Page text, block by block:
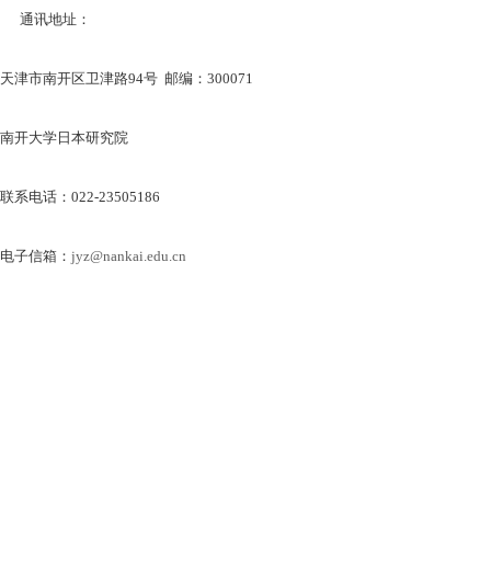
通讯地址：
天津市南开区卫津路94号 邮编：300071
南开大学日本研究院
联系电话：022-23505186
电子信箱： jyz@nankai.edu.cn